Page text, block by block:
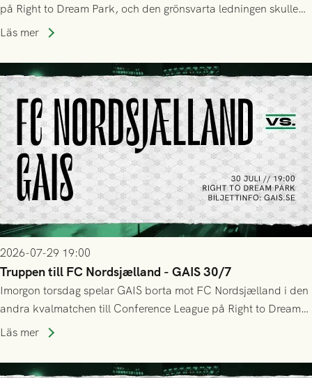
på Right to Dream Park, och den grönsvarta ledningen skulle
upphöra efter mindre än kvarten spelad. På lika mark visade
tennissiffror och det grönsvarta europaäventyret tog slut.
Läs mer
2026-07-29 19:00
Truppen till FC Nordsjælland - GAIS 30/7
Imorgon torsdag spelar GAIS borta mot FC Nordsjælland i den
andra kvalmatchen till Conference League på Right to Dream
Park! Fredrik Holmberg och ledarstaben har tagit ut följande
Läs mer